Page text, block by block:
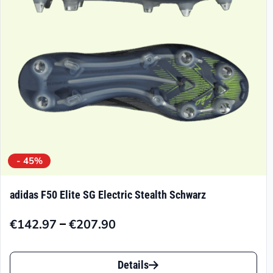
Produktseite
gewählt
werden
- 45%
adidas F50 Elite SG Electric Stealth Schwarz
€142.97 –€207.90
Preisspanne:
Dieses
Details